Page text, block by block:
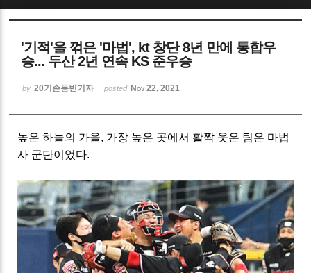
'기적'을 꺾은 '마법', kt 창단 8년 만에 통합우
승... 두산 2년 연속 KS 준우승
by 20기손동빈기자 posted Nov 22, 2021
높은 하늘의 가을, 가장 높은 곳에서 활짝 웃은 팀은 마법
사 군단이었다.
Sketchbook5, 스케치북5
Sketchbook5, 스케치북5